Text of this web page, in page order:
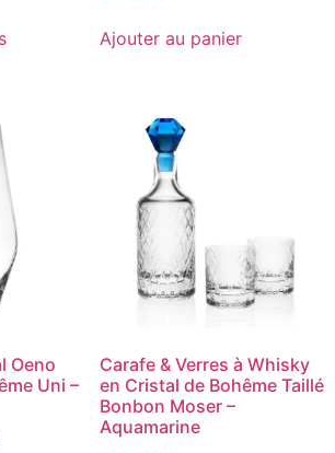
Ajouter au panier
Oeno
Uni –
Carafe & Verres à Whisky
en Cristal de Bohême Taillé
Bonbon Moser –
Aquamarine